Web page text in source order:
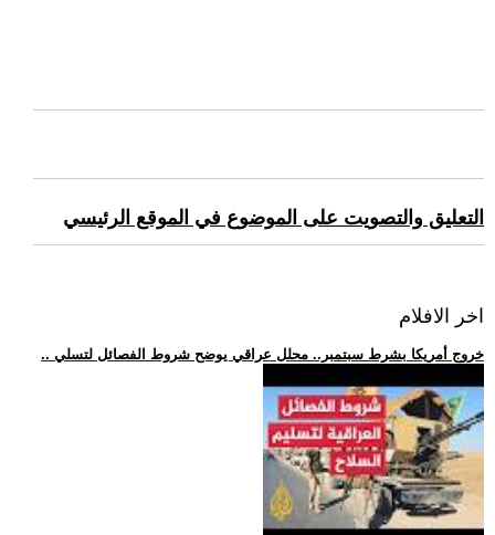
التعليق والتصويت على الموضوع في الموقع الرئيسي
اخر الافلام
.. خروج أمريكا بشرط سبتمبر.. محلل عراقي يوضح شروط الفصائل لتسلي